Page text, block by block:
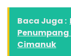
Baca Juga :
Penumpang
Cimanuk